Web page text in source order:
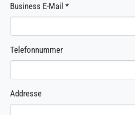
Business E-Mail *
Telefonnummer
Addresse